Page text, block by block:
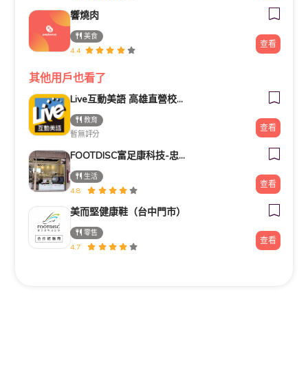
響燒肉
美食
4.4
查看
其他用戶也看了
Live互動美語 高雄直營校｜幼兒美語班｜小一先修班｜兒童美語班｜自然發音班｜全民英檢班｜課輔班
教育
暫無評分
查看
FOOTDISC富足康科技-忠孝直營門市
生活
4.8
查看
美而堅健康鞋（台中門市）
零售
4.7
查看